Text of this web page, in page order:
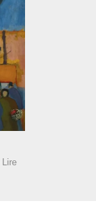
Lire